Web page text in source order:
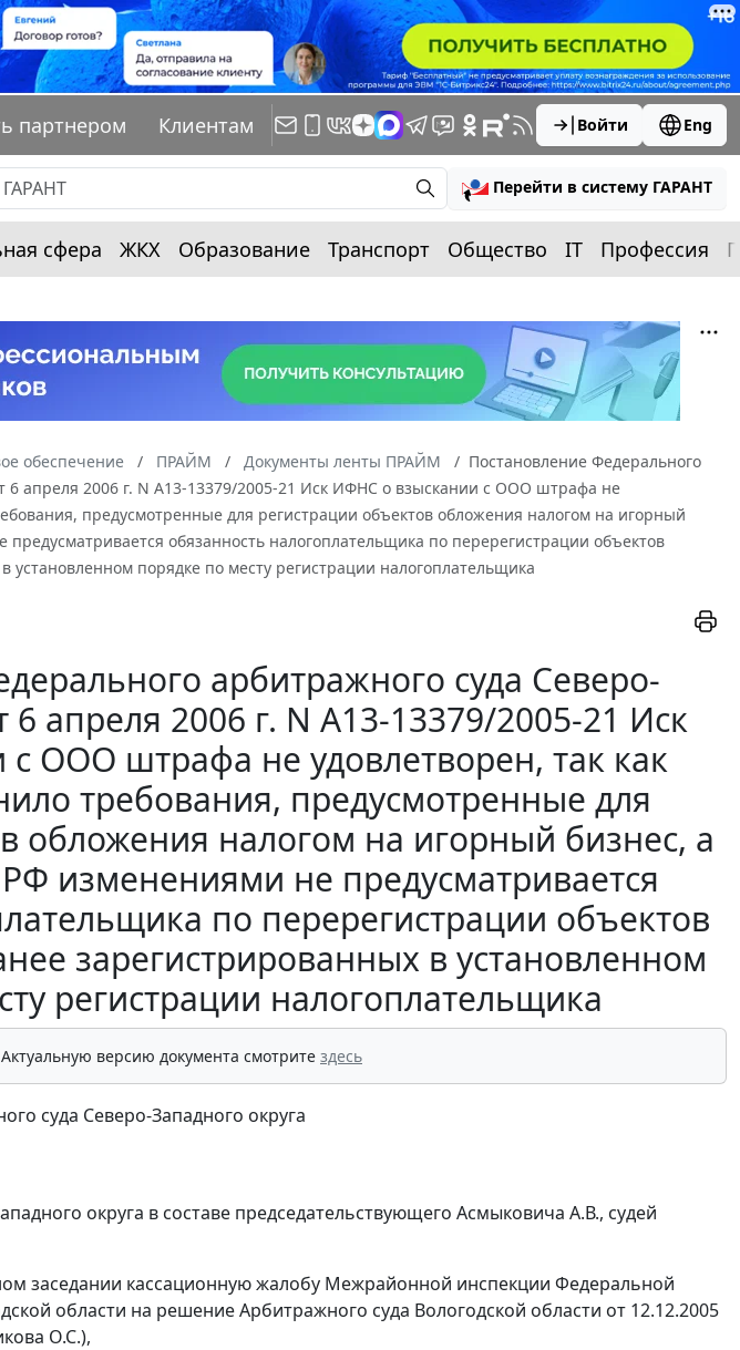
партнером Клиентам Войти Eng
Перейти в систему ГАРАНТ
сфера ЖКХ Образование Транспорт Общество IT Профессия
обеспечение ПРАЙМ Документы ленты ПРАЙМ
Постановление Федерального
6 апреля 2006 г. N А13-13379/2005-21 Иск ИФНС о взыскании с ООО штрафа не
предусмотренные для регистрации объектов обложения налогом на игорный
обязанность налогоплательщика по перерегистрации объектов
установленном порядке по месту регистрации налогоплательщика
арбитражного суда Северо-
6 апреля 2006 г. N А13-13379/2005-21 Иск
ООО штрафа не удовлетворен, так как
требования, предусмотренные для
обложения налогом на игорный бизнес, а
изменениями не предусматривается
по перерегистрации объектов
зарегистрированных в установленном
регистрации налогоплательщика
Актуальную версию документа смотрите здесь
суда Северо-Западного округа
округа в составе председательствующего Асмыковича А.В., судей
заседании кассационную жалобу Межрайонной инспекции Федеральной
области на решение Арбитражного суда Вологодской области от 12.12.2005
О.С.),